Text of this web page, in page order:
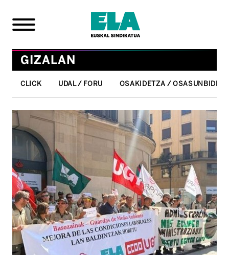
GIZALAN
CLICK UDAL / FORU OSAKIDETZA / OSASUNBIDEA